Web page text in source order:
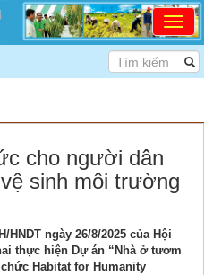
cho người dân
sinh môi trường
HNDT ngày 26/8/2025 của Hội
thực hiện Dự án “Nhà ở tươm
Habitat for Humanity